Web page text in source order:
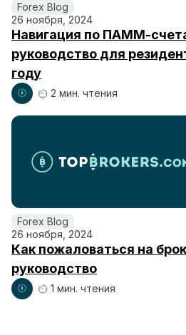
Forex Blog
26 ноября, 2024
Навигация по ПАММ-
руководство для
году
2 мин. чтения
Forex Blog
26 ноября, 2024
Как пожаловаться на
руководство
1 мин. чтения